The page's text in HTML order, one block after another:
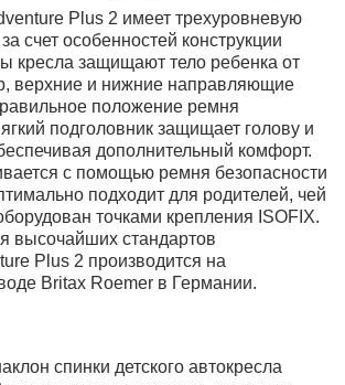
Plus 2 имеет трехуровневую
счет особенностей конструкции
кресла защищают тело ребенка от
верхние и нижние направляющие
положение ремня
подголовник защищает голову и
дополнительный комфорт.
с помощью ремня безопасности
подходит для родителей, чей
точками крепления ISOFIX.
высочайших стандартов
Plus 2 производится на
Britax Roemer в Германии.
спинки детского автокресла